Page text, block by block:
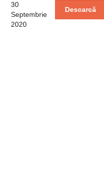
30
Septembrie
2020
Descarcă